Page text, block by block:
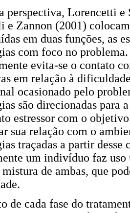
perspectiva, Lorencetti
e Zannon (2001)
em duas funções, as
com foco no
evita-se o contato
em relação à
ocasionado pelo
são direcionadas para
estressor com o
sua relação com o
traçadas a partir
um indivíduo faz uso
de ambas, que
de cada fase do